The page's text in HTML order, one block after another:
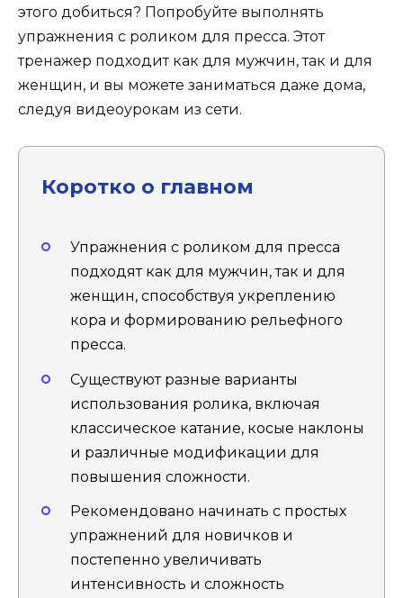
этого добиться? Попробуйте выполнять
упражнения с роликом для пресса. Этот
тренажер подходит как для мужчин, так и для
женщин, и вы можете заниматься даже дома,
следуя видеоурокам из сети.
Коротко о главном
Упражнения с роликом для пресса
подходят как для мужчин, так и для
женщин, способствуя укреплению
кора и формированию рельефного
пресса.
Существуют разные варианты
использования ролика, включая
классическое катание, косые наклоны
и различные модификации для
повышения сложности.
Рекомендовано начинать с простых
упражнений для новичков и
постепенно увеличивать
интенсивность и сложность